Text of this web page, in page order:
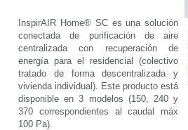
InspirAIR Home® SC es una solución
conectada de purificación de aire
centralizada con recuperación de
energía para el residencial (colectivo
tratado de forma descentralizada y
vivienda individual). Este producto está
disponible en 3 modelos (150, 240 y
370 correspondientes al caudal máx
100 Pa).